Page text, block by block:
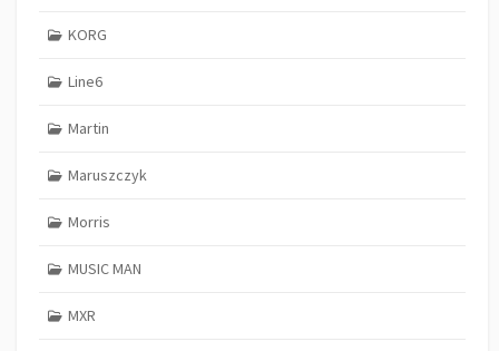
KORG
Line6
Martin
Maruszczyk
Morris
MUSIC MAN
MXR